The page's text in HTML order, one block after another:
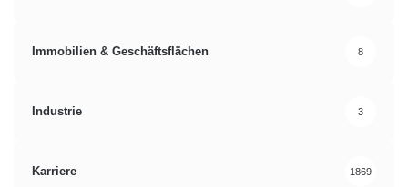
Immobilien & Geschäftsflächen 8
Industrie 3
Karriere 1869